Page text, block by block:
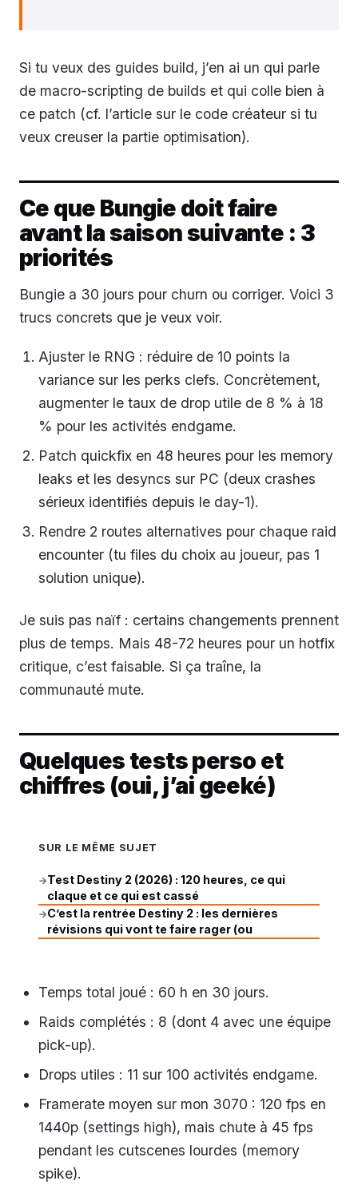
Si tu veux des guides build, j’en ai un qui parle
de macro-scripting de builds et qui colle bien à
ce patch (cf. l’article sur le code créateur si tu
veux creuser la partie optimisation).
Ce que Bungie doit faire
avant la saison suivante : 3
priorités
Bungie a 30 jours pour churn ou corriger. Voici 3
trucs concrets que je veux voir.
Ajuster le RNG : réduire de 10 points la
variance sur les perks clefs. Concrètement,
augmenter le taux de drop utile de 8 % à 18
% pour les activités endgame.
Patch quickfix en 48 heures pour les memory
leaks et les desyncs sur PC (deux crashes
sérieux identifiés depuis le day-1).
Rendre 2 routes alternatives pour chaque raid
encounter (tu files du choix au joueur, pas 1
solution unique).
Je suis pas naïf : certains changements prennent
plus de temps. Mais 48-72 heures pour un hotfix
critique, c’est faisable. Si ça traîne, la
communauté mute.
Quelques tests perso et
chiffres (oui, j’ai geeké)
SUR LE MÊME SUJET
→Test Destiny 2 (2026) : 120 heures, ce qui
claque et ce qui est cassé
→C’est la rentrée Destiny 2 : les dernières
révisions qui vont te faire rager (ou
Temps total joué : 60 h en 30 jours.
Raids complétés : 8 (dont 4 avec une équipe
pick-up).
Drops utiles : 11 sur 100 activités endgame.
Framerate moyen sur mon 3070 : 120 fps en
1440p (settings high), mais chute à 45 fps
pendant les cutscenes lourdes (memory
spike).